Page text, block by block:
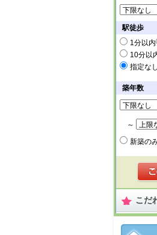
駅徒歩
1分以内
10分以
指定なし
築年数
～
新築の
こだ